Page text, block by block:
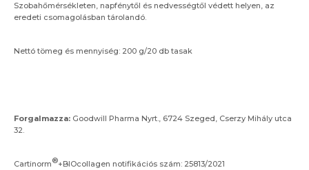
Szobahőmérsékleten, napfénytől és nedvességtől védett helyen, az
eredeti csomagolásban tárolandó.
Nettó tömeg és mennyiség: 200 g/20 db tasak
Forgalmazza: Goodwill Pharma Nyrt., 6724 Szeged, Cserzy Mihály utca
32.
Cartinorm®+BIOcollagen notifikációs szám: 25813/2021